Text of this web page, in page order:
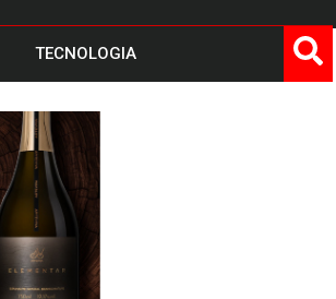
TECNOLOGIA